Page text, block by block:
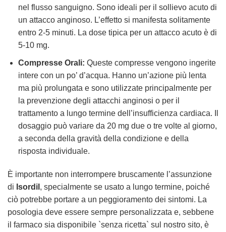
nel flusso sanguigno. Sono ideali per il sollievo acuto di
un attacco anginoso. L’effetto si manifesta solitamente
entro 2-5 minuti. La dose tipica per un attacco acuto è di
5-10 mg.
Compresse Orali: Queste compresse vengono ingerite
intere con un po’ d’acqua. Hanno un’azione più lenta
ma più prolungata e sono utilizzate principalmente per
la prevenzione degli attacchi anginosi o per il
trattamento a lungo termine dell’insufficienza cardiaca. Il
dosaggio può variare da 20 mg due o tre volte al giorno,
a seconda della gravità della condizione e della
risposta individuale.
È importante non interrompere bruscamente l’assunzione
di Isordil , specialmente se usato a lungo termine, poiché
ciò potrebbe portare a un peggioramento dei sintomi. La
posologia deve essere sempre personalizzata e, sebbene
il farmaco sia disponibile `senza ricetta` sul nostro sito, è